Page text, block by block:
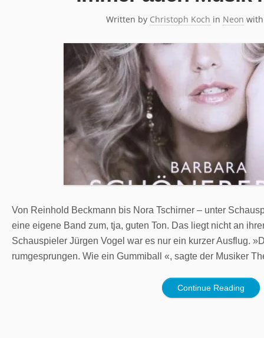
Written by Christoph Koch in Neon
Von Reinhold Beckmann bis Nora Tschirner – unter
eine eigene Band zum, tja, guten Ton. Das liegt nicht an
Schauspieler Jürgen Vogel war es nur ein kurzer Ausflug.
rumgesprungen. Wie ein Gummiball «, sagte der Musiker
Continue Reading